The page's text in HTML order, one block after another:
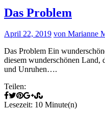
Das Problem
April 22, 2019 von Marianne
Das Problem Ein
diesem wunderschönen Land,
und Unruhen….
Teilen:
Lesezeit: 10 Minute(n)